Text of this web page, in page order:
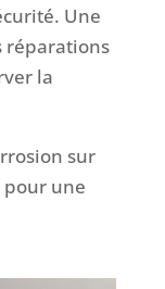
Une
réparations
la
sur
pour une